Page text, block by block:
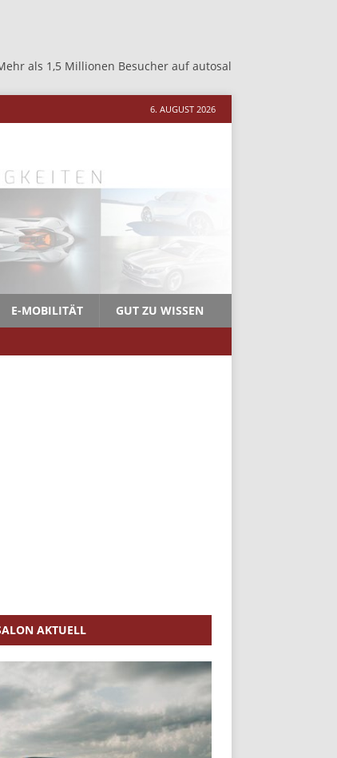
Besucher auf autosalon-neher.de +++ Mehr als 1,5
6. AUGUST 2026
E-MOBILITÄT GUT ZU WISSEN
AKTUELL